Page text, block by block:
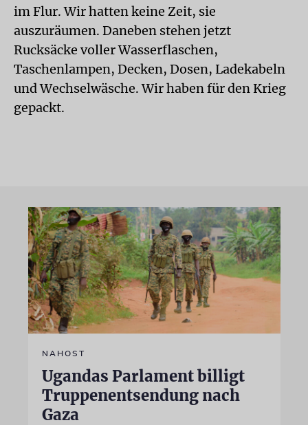
im Flur. Wir hatten keine Zeit, sie
auszuräumen. Daneben stehen jetzt
Rucksäcke voller Wasserflaschen,
Taschenlampen, Decken, Dosen, Ladekabeln
und Wechselwäsche. Wir haben für den Krieg
gepackt.
NAHOST
Ugandas Parlament billigt
Truppenentsendung nach
Gaza